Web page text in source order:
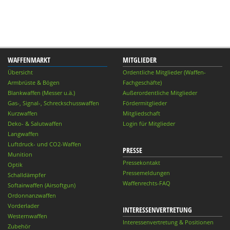
WAFFENMARKT
Übersicht
Armbrüste & Bögen
Blankwaffen (Messer u.ä.)
Gas-, Signal-, Schreckschusswaffen
Kurzwaffen
Deko- & Salutwaffen
Langwaffen
Luftdruck- und CO2-Waffen
Munition
Optik
Schalldämpfer
Softairwaffen (Airsoftgun)
Ordonnanzwaffen
Vorderlader
Westernwaffen
Zubehör
MITGLIEDER
Ordentliche Mitglieder (Waffen-
Fachgeschäfte)
Außerordentliche Mitglieder
Fördermitglieder
Mitgliedschaft
Login für Mitglieder
PRESSE
Pressekontakt
Pressemeldungen
Waffenrechts-FAQ
INTERESSENVERTRETUNG
Interessenvertretung & Positionen